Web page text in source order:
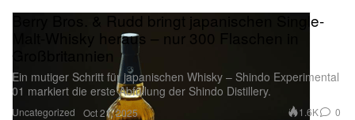
Uncategorized
Berry Bros. & Rudd bringt japanischen Single-
Malt-Whisky heraus – nur 300 Flaschen in
Großbritannien
Ein mutiger Schritt für japanischen Whisky – Shindo Experimental
01 markiert die erste Abfüllung der Shindo Distillery.
Oct 21, 2025 1.6K 0